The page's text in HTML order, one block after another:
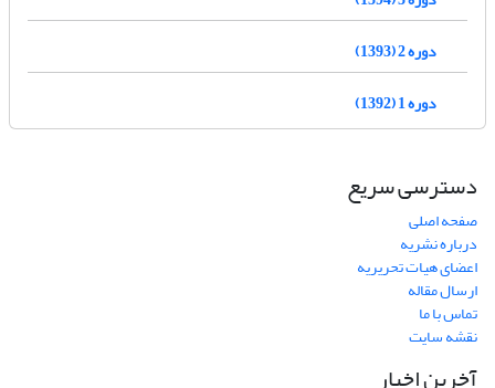
دوره 2 (1393)
دوره 1 (1392)
دسترسی سریع
صفحه اصلی
درباره نشریه
اعضای هیات تحریریه
ارسال مقاله
تماس با ما
نقشه سایت
آخرین اخبار